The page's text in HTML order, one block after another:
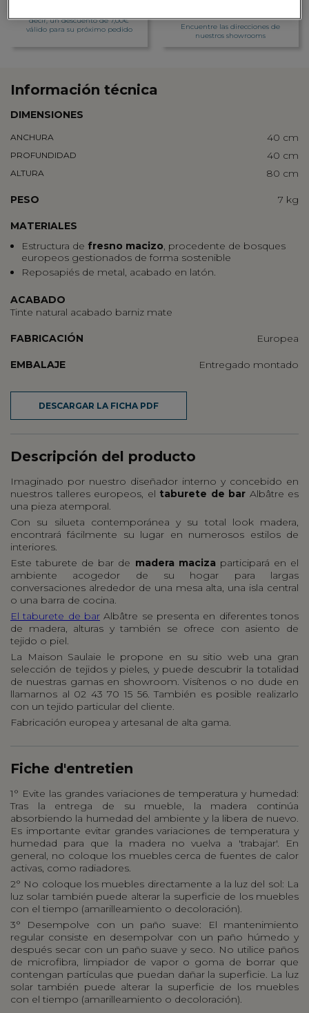
decir, un descuento de 7,00€
válido para su próximo pedido
Encuentre las direcciones de
nuestros showrooms
Información técnica
DIMENSIONES
ANCHURA 40 cm
PROFUNDIDAD 40 cm
ALTURA 80 cm
PESO 7 kg
MATERIALES
Estructura de fresno macizo, procedente de bosques
europeos gestionados de forma sostenible
Reposapiés de metal, acabado en latón.
ACABADO
Tinte natural acabado barniz mate
FABRICACIÓN Europea
EMBALAJE Entregado montado
DESCARGAR LA FICHA PDF
Descripción del producto
Imaginado por nuestro diseñador interno y concebido en
nuestros talleres europeos, el taburete de bar Albâtre es
una pieza atemporal.
Con su silueta contemporánea y su total look madera,
encontrará fácilmente su lugar en numerosos estilos de
interiores.
Este taburete de bar de madera macizaparticipará en el
ambiente acogedor de su hogar para largas
conversaciones alrededor de una mesa alta, una isla central
o una barra de cocina.
El taburete de bar Albâtre se presenta en diferentes tonos
de madera, alturas y también se ofrece con asiento de
tejido o piel.
La Maison Saulaie le propone en su sitio web una gran
selección de tejidos y pieles, y puede descubrir la totalidad
de nuestras gamas en showroom. Visítenos o no dude en
llamarnos al 02 43 70 15 56. También es posible realizarlo
con un tejido particular del cliente.
Fabricación europea y artesanal de alta gama.
Fiche d'entretien
1° Evite las grandes variaciones de temperatura y humedad:
Tras la entrega de su mueble, la madera continúa
absorbiendo la humedad del ambiente y la libera de nuevo.
Es importante evitar grandes variaciones de temperatura y
humedad para que la madera no vuelva a 'trabajar'. En
general, no coloque los muebles cerca de fuentes de calor
activas, como radiadores.
2° No coloque los muebles directamente a la luz del sol: La
luz solar también puede alterar la superficie de los muebles
con el tiempo (amarilleamiento o decoloración).
3° Desempolve con un paño suave: El mantenimiento
regular consiste en desempolvar con un paño húmedo y
después secar con un paño suave y seco. No utilice paños
de microfibra, limpiador de vapor o goma de borrar que
contengan partículas que puedan dañar la superficie. La luz
solar también puede alterar la superficie de los muebles
con el tiempo (amarilleamiento o decoloración).